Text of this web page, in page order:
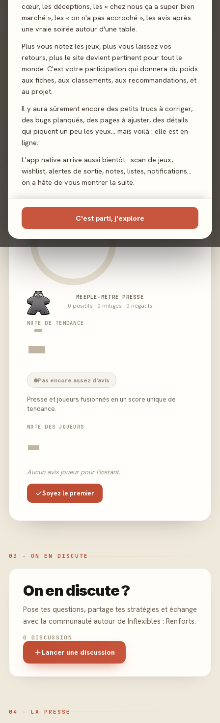
cœur, les déceptions, les « chez nous ça a super bien
marché », les « on n'a pas accroché », les avis après
une vraie soirée autour d'une table.
Plus vous notez les jeux, plus vous laissez vos
retours, plus le site devient pertinent pour tout le
monde. C'est votre participation qui donnera du poids
aux fiches, aux classements, aux recommandations, et
au projet.
Il y aura sûrement encore des petits trucs à corriger,
des bugs planqués, des pages à ajuster, des détails
qui piquent un peu les yeux… mais voilà : elle est en
ligne.
L'app native arrive aussi bientôt : scan de jeux,
wishlist, alertes de sortie, notes, listes, notifications…
on a hâte de vous montrer la suite.
C'est parti, j'explore
Cartes Deckbuilding
Auteur Trevor Benjamin · David Thompson
Illustration
Éditeur Nuts! Publishing
02 - LE VERDICT
-
MEEPLE-MÈTRE PRESSE
0 positifs · 0 mitigés · 0 négatifs
NOTE DE TENDANCE
-
Pas encore assez d'avis
Presse et joueurs fusionnés en un score unique de
tendance.
NOTE DES JOUEURS
-
Aucun avis joueur pour l'instant.
Soyez le premier
03 - ON EN DISCUTE
On en discute ?
Pose tes questions, partage tes stratégies et échange
avec la communauté autour de Inflexibles : Renforts.
0 DISCUSSION
Lancer une discussion
04 - LA PRESSE